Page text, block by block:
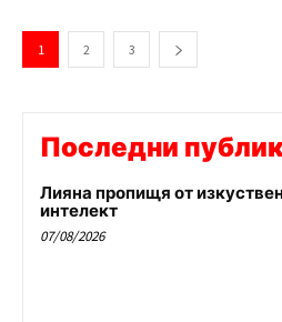
1 2 3
Последни
Лияна пропищя от
интелект
07/08/2026